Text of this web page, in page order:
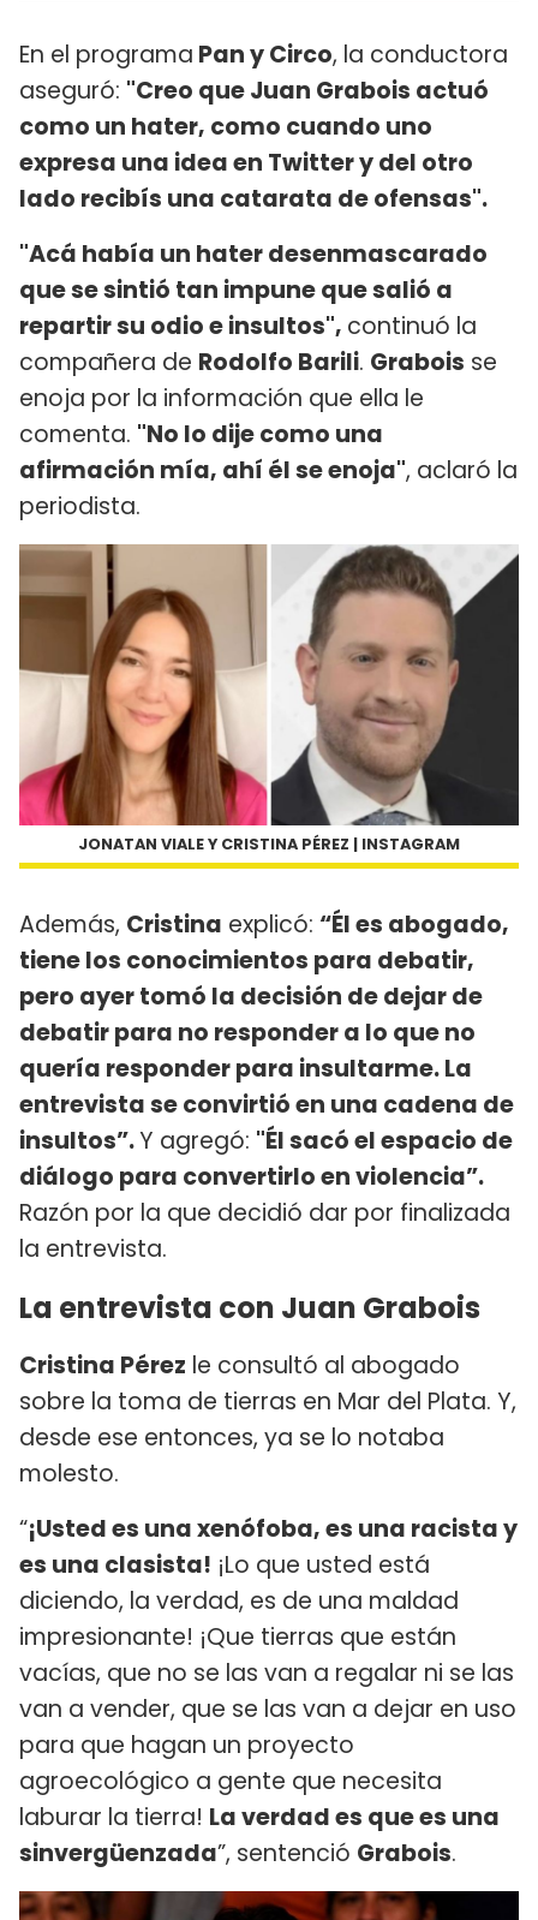
En el programa Pan y Circo, la conductora
aseguró: "Creo que Juan Grabois actuó
como un hater, como cuando uno
expresa una idea en Twitter y del otro
lado recibís una catarata de ofensas".
"Acá había un hater desenmascarado
que se sintió tan impune que salió a
repartir su odio e insultos", continuó la
compañera de Rodolfo Barili. Grabois se
enoja por la información que ella le
comenta. "No lo dije como una
afirmación mía, ahí él se enoja", aclaró la
periodista.
JONATAN VIALE Y CRISTINA PÉREZ | INSTAGRAM
Además, Cristina explicó: “Él es abogado,
tiene los conocimientos para debatir,
pero ayer tomó la decisión de dejar de
debatir para no responder a lo que no
quería responder para insultarme. La
entrevista se convirtió en una cadena de
insultos”.Y agregó: "Él sacó el espacio de
diálogo para convertirlo en violencia”.
Razón por la que decidió dar por finalizada
la entrevista.
La entrevista con Juan Grabois
Cristina Pérez le consultó al abogado
sobre la toma de tierras en Mar del Plata. Y,
desde ese entonces, ya se lo notaba
molesto.
“¡Usted es una xenófoba, es una racista y
es una clasista! ¡Lo que usted está
diciendo, la verdad, es de una maldad
impresionante! ¡Que tierras que están
vacías, que no se las van a regalar ni se las
van a vender, que se las van a dejar en uso
para que hagan un proyecto
agroecológico a gente que necesita
laburar la tierra! La verdad es que es una
sinvergüenzada”, sentenció Grabois.